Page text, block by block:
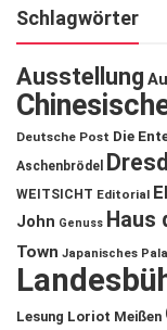
Schlagwörter
Ausstellung
Deutsche Post Die
Aschenbrödel
WEITSICHT Editorial
John Genuss Haus
Town Japanisches
Lesung Loriot Meißen